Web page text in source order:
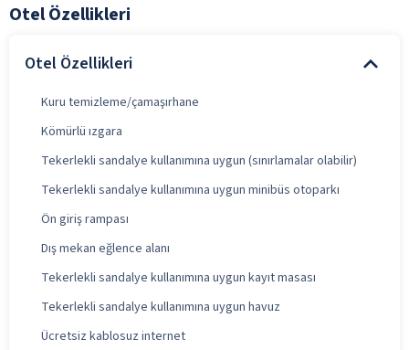
Otel Özellikleri
Otel Özellikleri
Kuru temizleme/çamaşırhane
Kömürlü ızgara
Tekerlekli sandalye kullanımına uygun (sınırlamalar olabilir)
Tekerlekli sandalye kullanımına uygun minibüs otoparkı
Ön giriş rampası
Dış mekan eğlence alanı
Tekerlekli sandalye kullanımına uygun kayıt masası
Tekerlekli sandalye kullanımına uygun havuz
Ücretsiz kablosuz internet